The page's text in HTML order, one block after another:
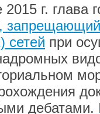
г. глава
сетей при
дебатами.